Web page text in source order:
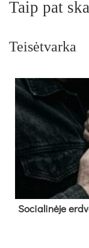
Taip pat
Teisėtvarka
So­cia­li­nė­je